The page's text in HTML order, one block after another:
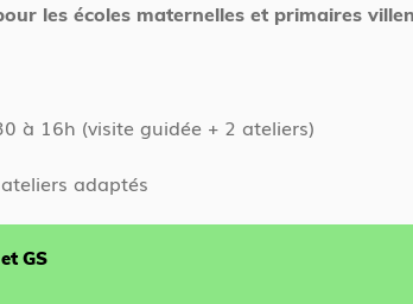
les écoles maternelles et primaires
à 16h (visite guidée + 2 ateliers)
adaptés
GS